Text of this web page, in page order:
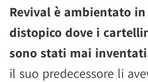
Revival è ambientato
distopico dove i
sono stati mai
il suo predecessore li